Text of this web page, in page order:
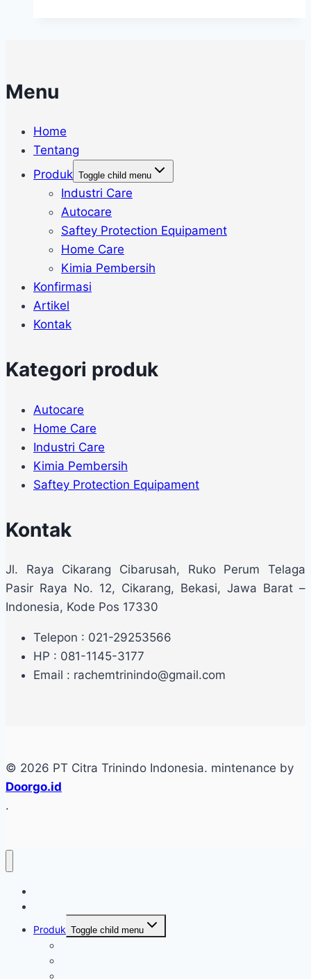
Menu
Home
Tentang
Produk Toggle child menu
Industri Care
Autocare
Saftey Protection Equipament
Home Care
Kimia Pembersih
Konfirmasi
Artikel
Kontak
Kategori produk
Autocare
Home Care
Industri Care
Kimia Pembersih
Saftey Protection Equipament
Kontak
Jl. Raya Cikarang Cibarusah, Ruko Perum Telaga
Pasir Raya No. 12, Cikarang, Bekasi, Jawa Barat –
Indonesia, Kode Pos 17330
Telepon : 021-29253566
HP : 081-1145-3177
Email : rachemtrinindo@gmail.com
© 2026 PT Citra Trinindo Indonesia. mintenance by
Doorgo.id
.
Produk Toggle child menu